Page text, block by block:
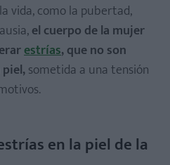
vida, como la pubertad,
el cuerpo de la mujer
estrías, que no son
sometida a una tensión
en la piel de la